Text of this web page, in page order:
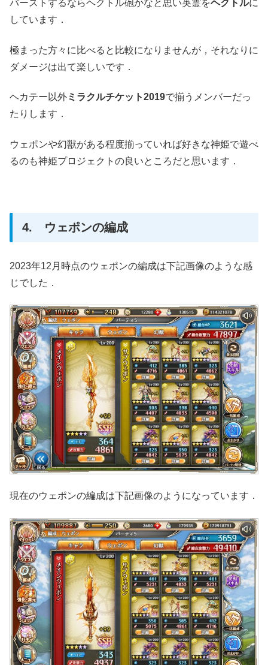
バーストするならヘクトル砲かなと思い英霊をヘクトルに
しています．
極まった方々に比べると比較になりませんが，それなりに
ダメージは出て楽しいです．
ヘカテー以外ミラクルチケット2019で揃うメンバーだっ
たりします．
ウェポンや幻獣がある程度揃っていれば好きな神姫で遊べ
るのも神姫プロジェクトの良いところだと思います．
4. ウェポンの編成
2023年12月時点のウェポンの編成は下記画像のような感
じでした．
現在のウェポンの編成は下記画像のようになっています．